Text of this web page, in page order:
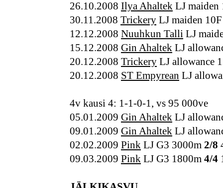
26.10.2008 Ilya Ahaltek LJ
30.11.2008 Trickery LJ maiden
12.12.2008 Nuuhkun Talli LJ
15.12.2008 Gin Ahaltek LJ
20.12.2008 Trickery LJ allowance
20.12.2008 ST Empyrean LJ
4v kausi 4: 1-1-0-1, vs 95 000ve
05.01.2009 Gin Ahaltek LJ
09.01.2009 Gin Ahaltek LJ
02.02.2009 Pink LJ G3 3000m 2/8
09.03.2009 Pink LJ G3 1800m 4/4